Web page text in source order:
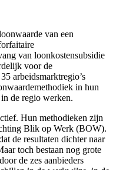
van een
van loonkostensubsidie
voor de
arbeidsmarktregio’s
in hun
de regio werken.
Hun methodieken zijn
Blik op Werk (BOW).
de resultaten dichter naar
toch bestaan nog grote
de zes aanbieders